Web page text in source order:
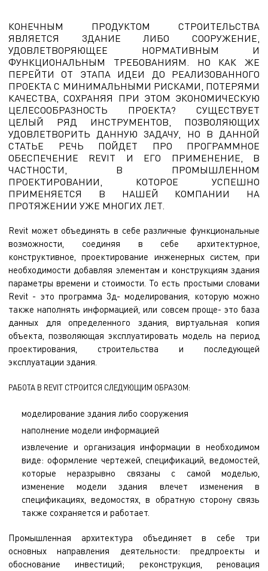
КОНЕЧНЫМ ПРОДУКТОМ СТРОИТЕЛЬСТВА
ЯВЛЯЕТСЯ ЗДАНИЕ ЛИБО СООРУЖЕНИЕ,
УДОВЛЕТВОРЯЮЩЕЕ НОРМАТИВНЫМ И
ФУНКЦИОНАЛЬНЫМ ТРЕБОВАНИЯМ. НО КАК ЖЕ
ПЕРЕЙТИ ОТ ЭТАПА ИДЕИ ДО РЕАЛИЗОВАННОГО
ПРОЕКТА С МИНИМАЛЬНЫМИ РИСКАМИ, ПОТЕРЯМИ
КАЧЕСТВА, СОХРАНЯЯ ПРИ ЭТОМ ЭКОНОМИЧЕСКУЮ
ЦЕЛЕСООБРАЗНОСТЬ ПРОЕКТА? СУЩЕСТВУЕТ
ЦЕЛЫЙ РЯД ИНСТРУМЕНТОВ, ПОЗВОЛЯЮЩИХ
УДОВЛЕТВОРИТЬ ДАННУЮ ЗАДАЧУ, НО В ДАННОЙ
СТАТЬЕ РЕЧЬ ПОЙДЕТ ПРО ПРОГРАММНОЕ
ОБЕСПЕЧЕНИЕ REVIT И ЕГО ПРИМЕНЕНИЕ, В
ЧАСТНОСТИ, В ПРОМЫШЛЕННОМ
ПРОЕКТИРОВАНИИ, КОТОРОЕ УСПЕШНО
ПРИМЕНЯЕТСЯ В НАШЕЙ КОМПАНИИ НА
ПРОТЯЖЕНИИ УЖЕ МНОГИХ ЛЕТ.
Revit может объединять в себе различные функциональные
возможности, соединяя в себе архитектурное,
конструктивное, проектирование инженерных систем, при
необходимости добавляя элементам и конструкциям здания
параметры времени и стоимости. То есть простыми словами
Revit - это программа 3д- моделирования, которую можно
также наполнять информацией, или совсем проще- это база
данных для определенного здания, виртуальная копия
объекта, позволяющая эксплуатировать модель на период
проектирования, строительства и последующей
эксплуатации здания.
РАБОТА В REVIT СТРОИТСЯ СЛЕДУЮЩИМ ОБРАЗОМ:
моделирование здания либо сооружения
наполнение модели информацией
извлечение и организация информации в необходимом
виде: оформление чертежей, спецификаций, ведомостей,
которые неразрывно связаны с самой моделью,
изменение модели здания влечет изменения в
спецификациях, ведомостях, в обратную сторону связь
также сохраняется и работает.
Промышленная архитектура объединяет в себе три
основных направления деятельности: предпроекты и
обоснование инвестиций; реконструкция, реновация